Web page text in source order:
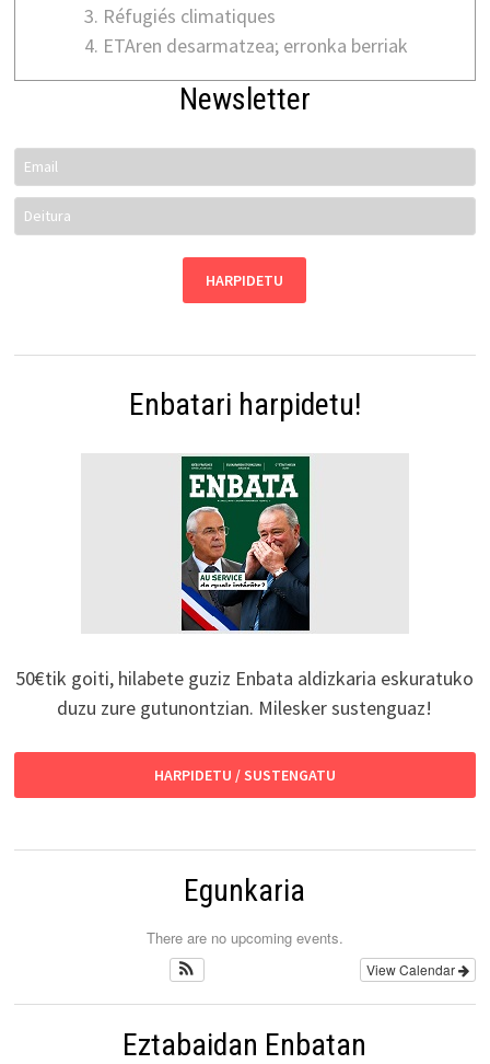
Réfugiés climatiques
ETAren desarmatzea; erronka berriak
Newsletter
Enbatari harpidetu!
50€tik goiti, hilabete guziz Enbata aldizkaria eskuratuko
duzu zure gutunontzian. Milesker sustenguaz!
HARPIDETU / SUSTENGATU
Egunkaria
There are no upcoming events.
View Calendar
Eztabaidan Enbatan